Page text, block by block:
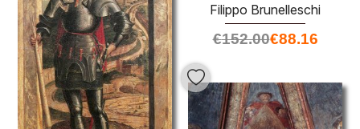
Filippo Brunelleschi
€152.00€88.16